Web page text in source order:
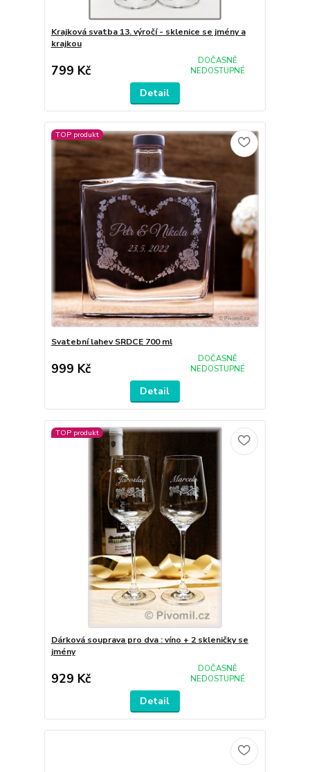
Krajková svatba 13. výročí - sklenice se jmény a
krajkou
799 Kč
DOČASNĚ
NEDOSTUPNÉ
Detail
TOP produkt
Svatební lahev SRDCE 700 ml
999 Kč
DOČASNĚ
NEDOSTUPNÉ
Detail
TOP produkt
Dárková souprava pro dva : víno + 2 skleničky se
jmény
929 Kč
DOČASNĚ
NEDOSTUPNÉ
Detail